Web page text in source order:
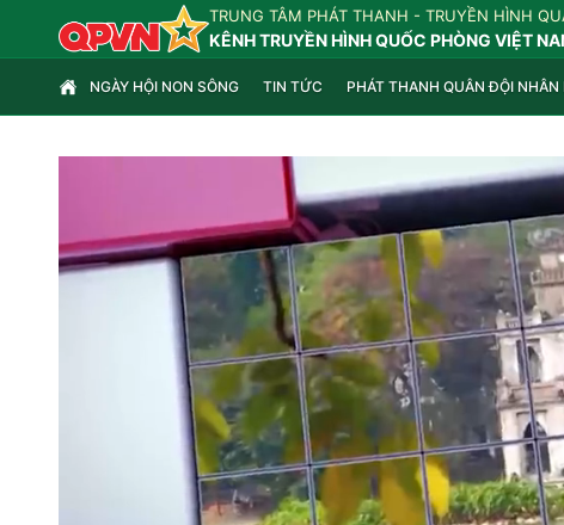
TRUNG TÂM PHÁT THANH - TRUYỀN HÌNH
KÊNH TRUYỀN HÌNH QUỐC PHÒNG VIỆT
NGÀY HỘI NON SÔNG TIN TỨC PHÁT THANH QUÂN ĐỘI NHÂN